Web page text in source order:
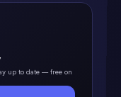
up to date — free on